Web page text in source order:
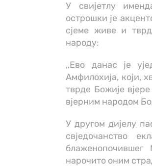
У свијетлу
острошки је
сјеме живе и
народу:
,,Ево данас је
Амфилохија, који,
тврде Божије
вјерним народом
У другом дијелу
свједочанство
блаженопочившег
нарочито оним